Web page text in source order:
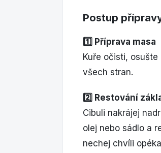
Postup
1️⃣ Příprava masa
Kuře očisti,
všech stran.
2️⃣ Restování
Cibuli nakrájej
olej nebo sádlo a
nechej chvíli